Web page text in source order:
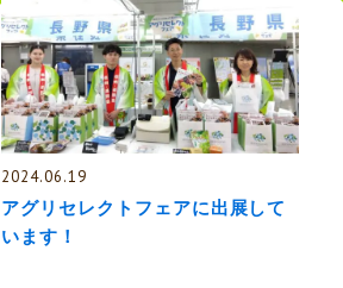
2024.06.19
アグリセレクトフェアに出展して
います！